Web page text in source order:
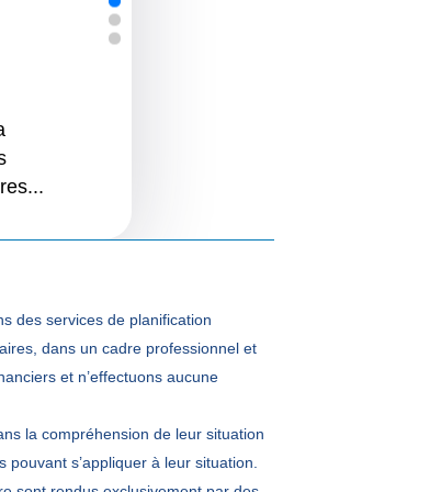
des services de planification
dans un cadre professionnel et
et n’effectuons aucune
la compréhension de leur situation
pouvant s’appliquer à leur situation.